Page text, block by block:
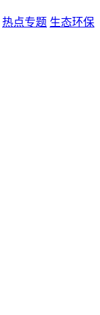
热点专题 生态环保